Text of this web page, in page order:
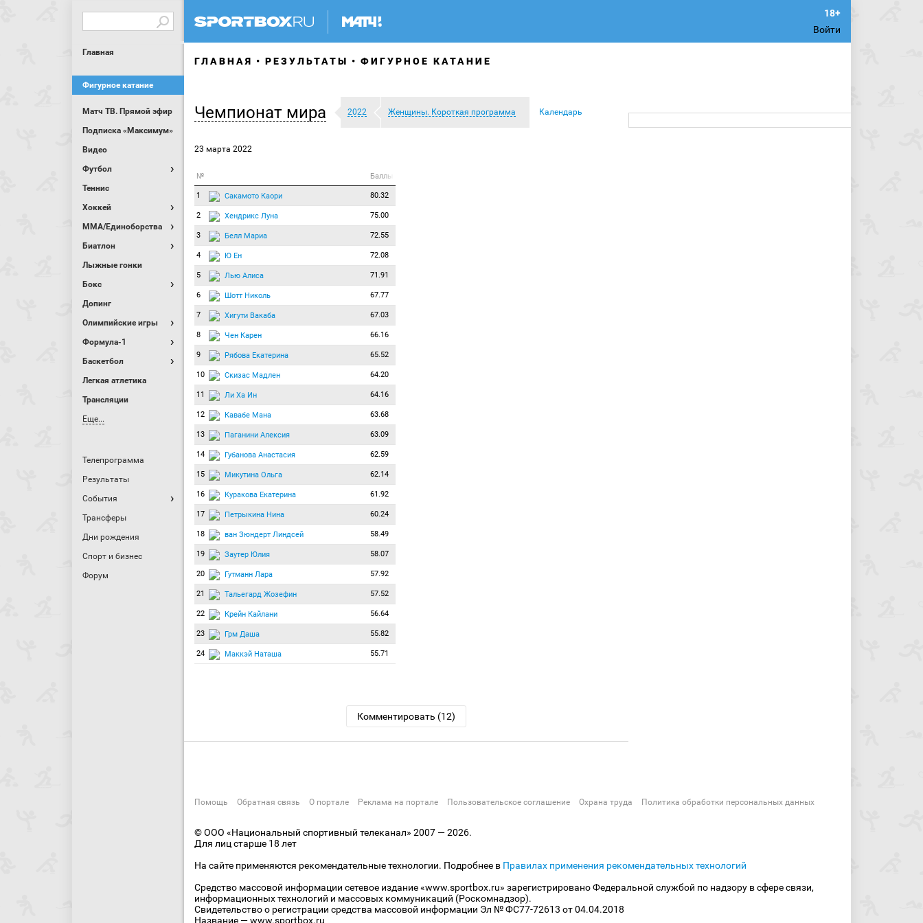
Войти
Главная
Фигурное катание
Матч ТВ. Прямой эфир
Подписка «Максимум»
Видео
Футбол
Теннис
Хоккей
MMA/Единоборства
Биатлон
Лыжные гонки
Бокс
Допинг
Олимпийские игры
Формула-1
Баскетбол
Легкая атлетика
Трансляции
Еще...
Телепрограмма
Результаты
События
Трансферы
Дни рождения
Спорт и бизнес
Форум
ГЛАВНАЯ РЕЗУЛЬТАТЫ ФИГУРНОЕ КАТАНИЕ
Чемпионат мира 2022 Женщины. Короткая программа Календарь
23 марта 2022
№ Баллы
1 Сакамото Каори 80.32
2 Хендрикс Луна 75.00
3 Белл Мариа 72.55
4 Ю Ен 72.08
5 Лью Алиса 71.91
6 Шотт Николь 67.77
7 Хигути Вакаба 67.03
8 Чен Карен 66.16
9 Рябова Екатерина 65.52
10 Скизас Мадлен 64.20
11 Ли Ха Ин 64.16
12 Кавабе Мана 63.68
13 Паганини Алексия 63.09
14 Губанова Анастасия 62.59
15 Микутина Ольга 62.14
16 Куракова Екатерина 61.92
17 Петрыкина Нина 60.24
18 ван Зюндерт Линдсей 58.49
19 Заутер Юлия 58.07
20 Гутманн Лара 57.92
21 Тальегард Жозефин 57.52
22 Крейн Кайлани 56.64
23 Грм Даша 55.82
24 Маккэй Наташа 55.71
Комментировать (12)
Помощь Обратная связь О портале Реклама на портале Пользовательское соглашение Охрана труда Политика обработки персональных данных
© ООО «Национальный спортивный телеканал» 2007 — 2026.
Для лиц старше 18 лет
На сайте применяются рекомендательные технологии. Подробнее в Правилах применения рекомендательных технологий
Средство массовой информации сетевое издание «www.sportbox.ru» зарегистрировано Федеральной службой по надзору в сфере связи,
информационных технологий и массовых коммуникаций (Роскомнадзор).
Свидетельство о регистрации средства массовой информации Эл № ФС77-72613 от 04.04.2018
Название — www.sportbox.ru